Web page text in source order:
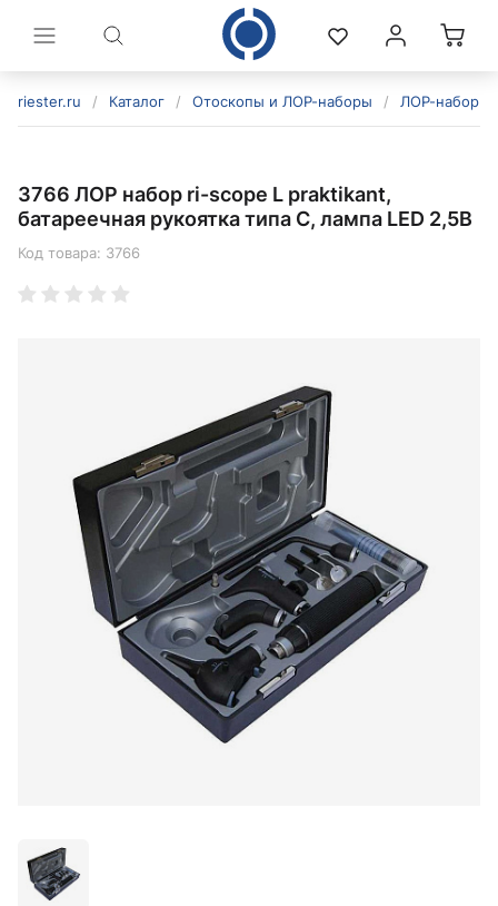
riester.ru / Каталог / Отоскопы и ЛОР-наборы / ЛОР-наборы
3766 ЛОР набор ri-scope L praktikant,
батареечная рукоятка типа C, лампа LED 2,5В
Код товара: 3766
политикой конфиденциальности